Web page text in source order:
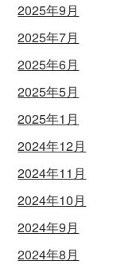
2025年9月
2025年7月
2025年6月
2025年5月
2025年1月
2024年12月
2024年11月
2024年10月
2024年9月
2024年8月